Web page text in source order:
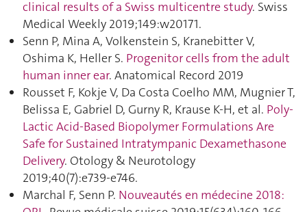
clinical results of a Swiss multicentre study. Swiss
Medical Weekly 2019;149:w20171.
Senn P, Mina A, Volkenstein S, Kranebitter V,
Oshima K, Heller S. Progenitor cells from the adult
human inner ear. Anatomical Record 2019
Rousset F, Kokje V, Da Costa Coelho MM, Mugnier T,
Belissa E, Gabriel D, Gurny R, Krause K-H, et al. Poly-
Lactic Acid-Based Biopolymer Formulations Are
Safe for Sustained Intratympanic Dexamethasone
Delivery. Otology & Neurotology
2019;40(7):e739‑e746.
Marchal F, Senn P. Nouveautés en médecine 2018: